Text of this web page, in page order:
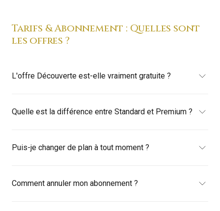
Tarifs & Abonnement : Quelles sont
les offres ?
L'offre Découverte est-elle vraiment gratuite ?
Quelle est la différence entre Standard et Premium ?
Puis-je changer de plan à tout moment ?
Comment annuler mon abonnement ?